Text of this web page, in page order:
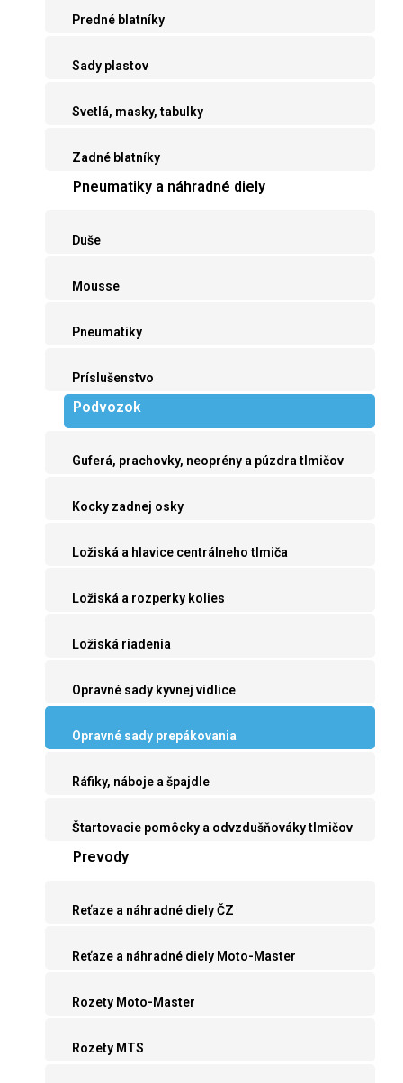
Predné blatníky
Sady plastov
Svetlá, masky, tabulky
Zadné blatníky
Pneumatiky a náhradné diely
Duše
Mousse
Pneumatiky
Príslušenstvo
Podvozok
Guferá, prachovky, neoprény a púzdra tlmičov
Kocky zadnej osky
Ložiská a hlavice centrálneho tlmiča
Ložiská a rozperky kolies
Ložiská riadenia
Opravné sady kyvnej vidlice
Opravné sady prepákovania
Ráfiky, náboje a špajdle
Štartovacie pomôcky a odvzdušňováky tlmičov
Prevody
Reťaze a náhradné diely ČZ
Reťaze a náhradné diely Moto-Master
Rozety Moto-Master
Rozety MTS